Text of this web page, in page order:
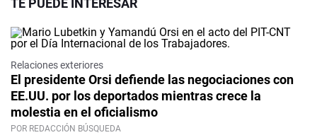
TE PUEDE INTERESAR
Relaciones exteriores
El presidente Orsi defiende las negociaciones con
EE.UU. por los deportados mientras crece la
molestia en el oficialismo
POR REDACCIÓN BÚSQUEDA